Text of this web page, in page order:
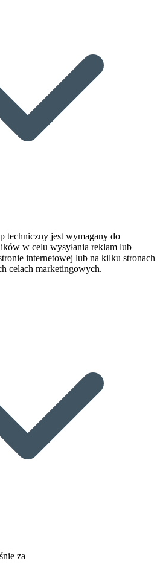
techniczny jest wymagany do
w celu wysyłania reklam lub
internetowej lub na kilku stronach
celach marketingowych.
za